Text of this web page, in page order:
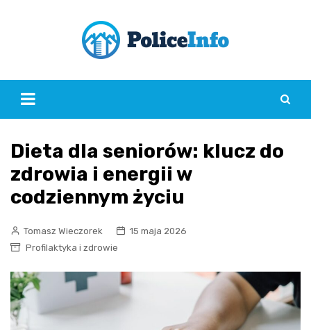
Dieta dla seniorów: klucz do
zdrowia i energii w
codziennym życiu
Tomasz Wieczorek
15 maja 2026
Profilaktyka i zdrowie